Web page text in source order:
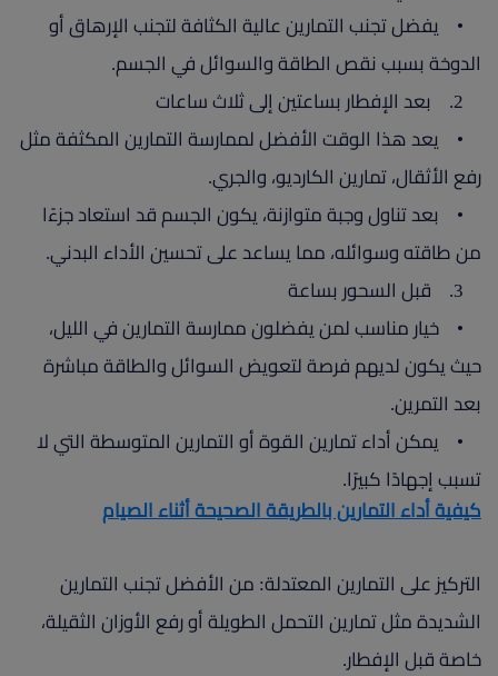
• يفضل تجنب التمارين عالية الكثافة لتجنب الإرهاق أو
الدوخة بسبب نقص الطاقة والسوائل في الجسم.
• يعد هذا الوقت الأفضل لممارسة التمارين المكثفة مثل
رفع الأثقال، تمارين الكارديو، والجري.
• بعد تناول وجبة متوازنة، يكون الجسم قد استعاد جزءًا
من طاقته وسوائله، مما يساعد على تحسين الأداء البدني.
• خيار مناسب لمن يفضلون ممارسة التمارين في الليل،
حيث يكون لديهم فرصة لتعويض السوائل والطاقة مباشرة
بعد التمرين.
• يمكن أداء تمارين القوة أو التمارين المتوسطة التي لا
تسبب إجهادًا كبيرًا.
كيفية أداء التمارين بالطريقة الصحيحة أثناء الصيام
التركيز على التمارين المعتدلة: من الأفضل تجنب التمارين
الشديدة مثل تمارين التحمل الطويلة أو رفع الأوزان الثقيلة،
خاصة قبل الإفطار.